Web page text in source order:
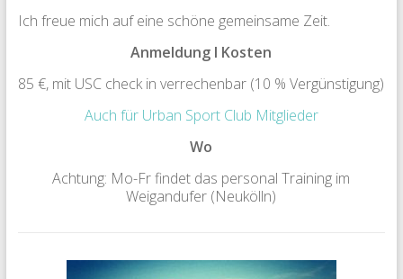
Ich freue mich auf eine schöne gemeinsame Zeit.
Anmeldung I Kosten
85 €, mit USC check in verrechenbar (10 % Vergünstigung)
Auch für Urban Sport Club Mitglieder
Wo
Achtung: Mo-Fr findet das personal Training im
Weigandufer (Neukölln)